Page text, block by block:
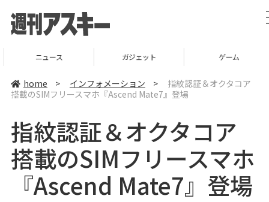
ニュース ガジェット ゲーム
home > インフォメーション >
指紋認証＆オクタコア
搭載のSIMフリースマホ『Ascend Mate7』登場
指紋認証＆オクタコア
搭載のSIMフリースマホ
『Ascend Mate7』登場